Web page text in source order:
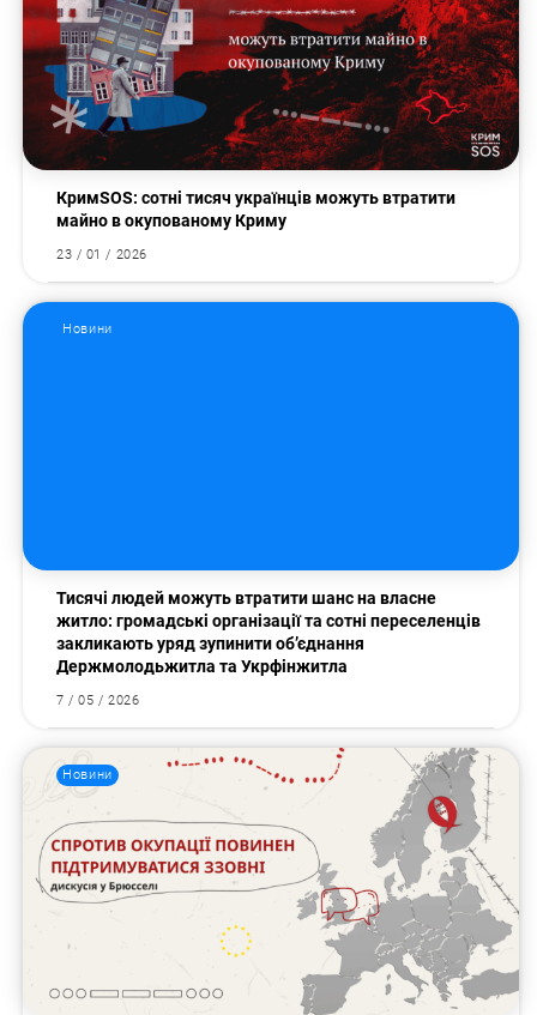
КримSOS: сотні тисяч українців можуть втратити
майно в окупованому Криму
23 / 01 / 2026
Новини
Тисячі людей можуть втратити шанс на власне
житло: громадські організації та сотні переселенців
закликають уряд зупинити об’єднання
Держмолодьжитла та Укрфінжитла
7 / 05 / 2026
Новини